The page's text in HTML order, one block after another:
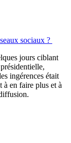
sociaux ?
jours ciblant
ingérences était
à en faire plus et à